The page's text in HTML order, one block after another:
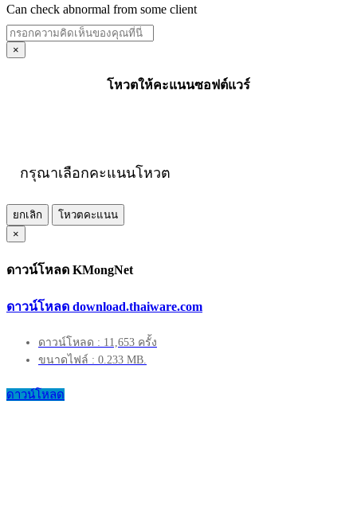
Can check abnormal from some client
×
โหวตให้คะแนนซอฟต์แวร์
กรุณาเลือกคะแนนโหวต
ยกเลิก
โหวตคะแนน
×
ดาวน์โหลด KMongNet
ดาวน์โหลด download.thaiware.com
ดาวน์โหลด : 11,653 ครั้ง
ขนาดไฟล์ : 0.233 MB.
ดาวน์โหลด